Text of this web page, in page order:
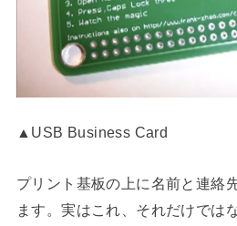
▲USB Business Card
プリント基板の上に名前と連絡
ます。実はこれ、それだけでは